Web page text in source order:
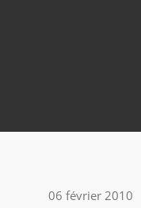
06 février 2010